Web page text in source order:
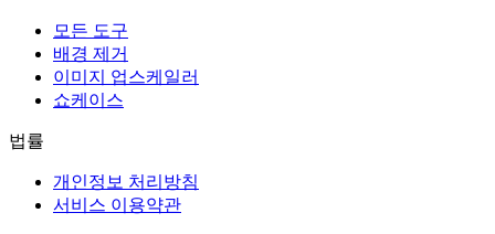
모든 도구
배경 제거
이미지 업스케일러
쇼케이스
법률
개인정보 처리방침
서비스 이용약관